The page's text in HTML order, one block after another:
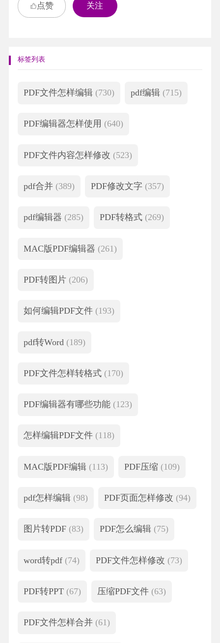
点赞 关注
标签列表
PDF文件怎样编辑 (730) pdf编辑 (715)
PDF编辑器怎样使用 (640)
PDF文件内容怎样修改 (523)
pdf合并 (389) PDF修改文字 (357)
pdf编辑器 (285) PDF转格式 (269)
MAC版PDF编辑器 (261)
PDF转图片 (206)
如何编辑PDF文件 (193)
pdf转Word (189)
PDF文件怎样转格式 (170)
PDF编辑器有哪些功能 (123)
怎样编辑PDF文件 (118)
MAC版PDF编辑 (113) PDF压缩 (109)
pdf怎样编辑 (98) PDF页面怎样修改 (94)
图片转PDF (83) PDF怎么编辑 (75)
word转pdf (74) PDF文件怎样修改 (73)
PDF转PPT (67) 压缩PDF文件 (63)
PDF文件怎样合并 (61)